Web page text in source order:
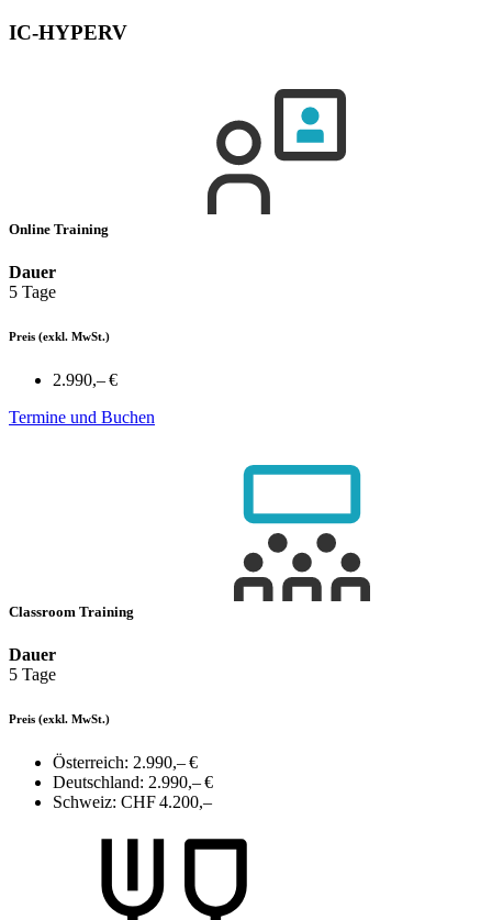
IC-HYPERV
Online Training
Dauer
5 Tage
Preis (exkl. MwSt.)
2.990,– €
Termine und Buchen
Classroom Training
Dauer
5 Tage
Preis (exkl. MwSt.)
Österreich: 2.990,– €
Deutschland: 2.990,– €
Schweiz: CHF 4.200,–